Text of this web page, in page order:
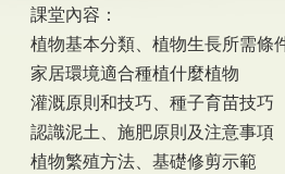
課堂內容：
植物基本分類、植物生長所需條
家居環境適合種植什麼植物
灌溉原則和技巧、種子育苗技巧
認識泥土、施肥原則及注意事項
植物繁殖方法、基礎修剪示範